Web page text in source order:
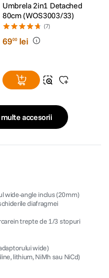
Umbrela 2in1 Detached
80cm (WOS3003/33)
(7)
6900 lei
accesorii
wide-angle inclus (20mm)
diafragmei
trepte de 1/3 stopuri
wide)
lithium, NiMh sau NiCd)